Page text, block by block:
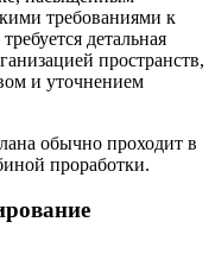
требованиями к
детальная
пространств,
и уточнением
обычно проходит в
проработки.